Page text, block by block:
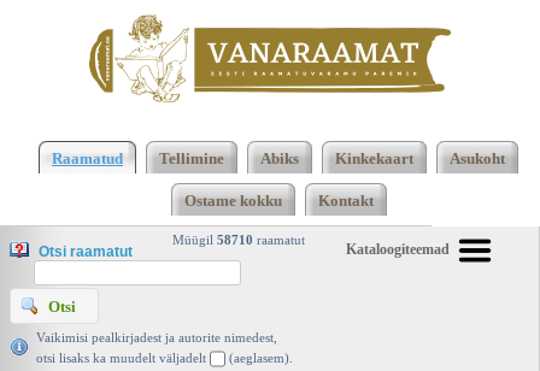
Ott Arder, Eesti Keele Sihtasutus 2004 |
vanaraamat. ee
Raamatud Tellimine Abiks Kinkekaart Asukoht
Ostame kokku Kontakt
Kataloogiteemad
Müügil 58710 raamatut
Otsi raamatut
Vaikimisi pealkirjadest ja autorite nimedest,
otsi lisaks ka muudelt väljadelt
(aeglasem).